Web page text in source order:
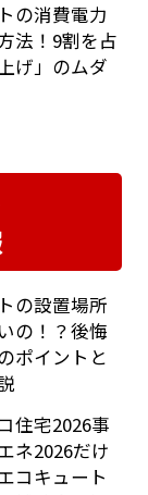
の消費電力
法！9割を占
げ」のムダ
の設置場所
の！？後悔
ポイントと
住宅2026事
ネ2026だけ
コキュート